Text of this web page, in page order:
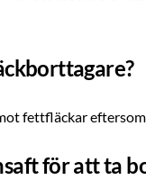
fettfläckar
för att ta